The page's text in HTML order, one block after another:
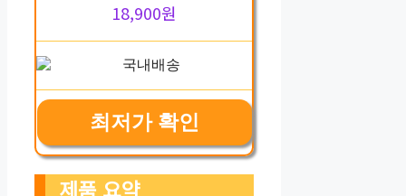
18,900원
최저가 확인
제품 요약